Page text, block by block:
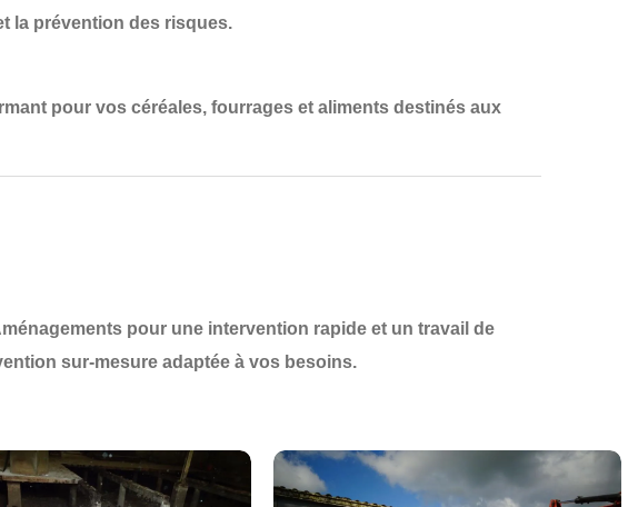
la prévention des risques.
pour vos céréales, fourrages et aliments destinés aux
pour une intervention rapide et un travail de
sur-mesure adaptée à vos besoins.